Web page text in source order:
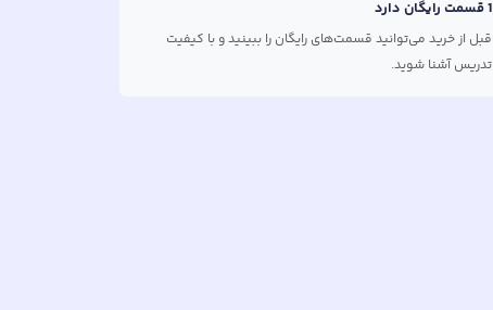
1قسمت رایگان دارد
قبل از خرید می‌توانید قسمت‌های رایگان را ببینید و با کیفیت
تدریس آشنا شوید.